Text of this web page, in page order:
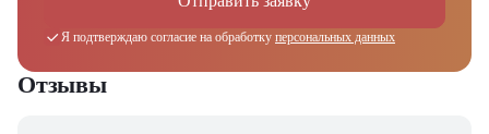
Я подтверждаю согласие на обработку персональных данных
Отзывы